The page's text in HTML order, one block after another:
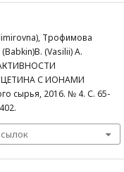
Трофимова
(Vasilii) А.
С ИОНАМИ
сырья, 2016. № 4. С. 65-